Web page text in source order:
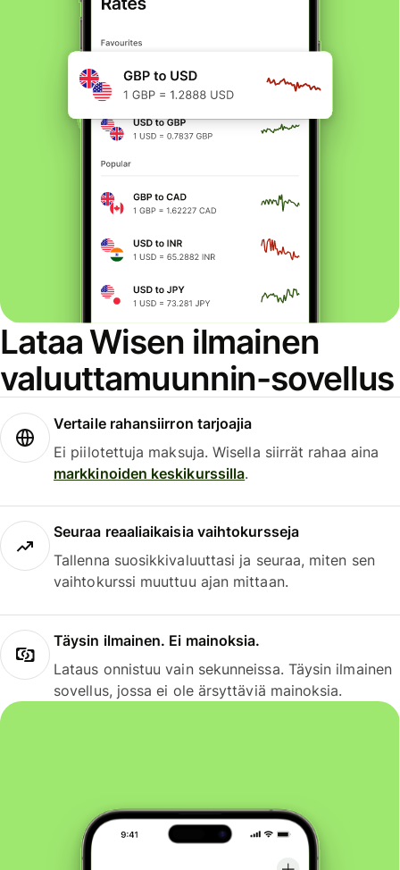
Lataa Wisen ilmainen
valuuttamuunnin-sovellus
Vertaile rahansiirron tarjoajia
Ei piilotettuja maksuja. Wisella siirrät rahaa aina
markkinoiden keskikurssilla.
Seuraa reaaliaikaisia vaihtokursseja
Tallenna suosikkivaluuttasi ja seuraa, miten sen
vaihtokurssi muuttuu ajan mittaan.
Täysin ilmainen. Ei mainoksia.
Lataus onnistuu vain sekunneissa. Täysin ilmainen
sovellus, jossa ei ole ärsyttäviä mainoksia.